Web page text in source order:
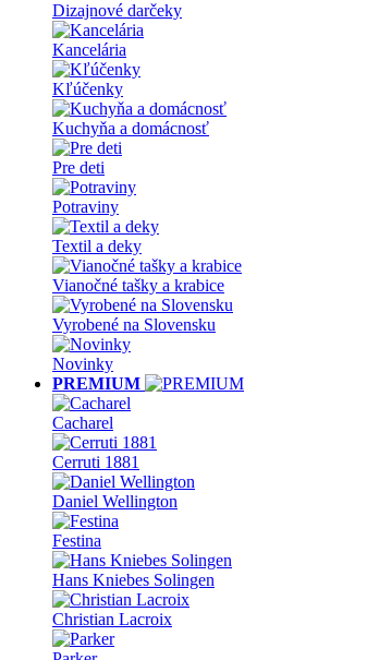
Dizajnové darčeky
Kancelária
Kľúčenky
Kuchyňa a domácnosť
Pre deti
Potraviny
Textil a deky
Vianočné tašky a krabice
Vyrobené na Slovensku
Novinky
PREMIUM
Cacharel
Cerruti 1881
Daniel Wellington
Festina
Hans Kniebes Solingen
Christian Lacroix